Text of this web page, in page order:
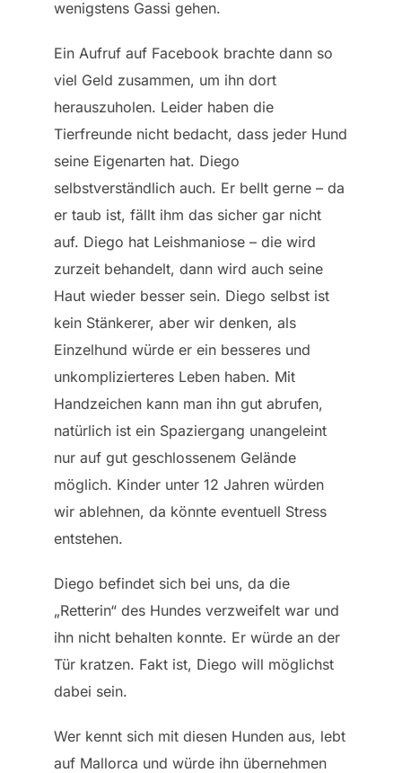
wenigstens Gassi gehen.
Ein Aufruf auf Facebook brachte dann so
viel Geld zusammen, um ihn dort
herauszuholen. Leider haben die
Tierfreunde nicht bedacht, dass jeder Hund
seine Eigenarten hat. Diego
selbstverständlich auch. Er bellt gerne – da
er taub ist, fällt ihm das sicher gar nicht
auf. Diego hat Leishmaniose – die wird
zurzeit behandelt, dann wird auch seine
Haut wieder besser sein. Diego selbst ist
kein Stänkerer, aber wir denken, als
Einzelhund würde er ein besseres und
unkomplizierteres Leben haben. Mit
Handzeichen kann man ihn gut abrufen,
natürlich ist ein Spaziergang unangeleint
nur auf gut geschlossenem Gelände
möglich. Kinder unter 12 Jahren würden
wir ablehnen, da könnte eventuell Stress
entstehen.
Diego befindet sich bei uns, da die
„Retterin“ des Hundes verzweifelt war und
ihn nicht behalten konnte. Er würde an der
Tür kratzen. Fakt ist, Diego will möglichst
dabei sein.
Wer kennt sich mit diesen Hunden aus, lebt
auf Mallorca und würde ihn übernehmen